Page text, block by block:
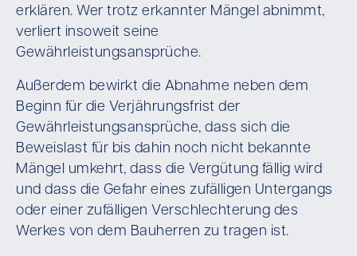
erklären. Wer trotz erkannter Mängel abnimmt,
verliert insoweit seine
Gewährleistungsansprüche.
Außerdem bewirkt die Abnahme neben dem
Beginn für die Verjährungsfrist der
Gewährleistungsansprüche, dass sich die
Beweislast für bis dahin noch nicht bekannte
Mängel umkehrt, dass die Vergütung fällig wird
und dass die Gefahr eines zufälligen Untergangs
oder einer zufälligen Verschlechterung des
Werkes von dem Bauherren zu tragen ist.